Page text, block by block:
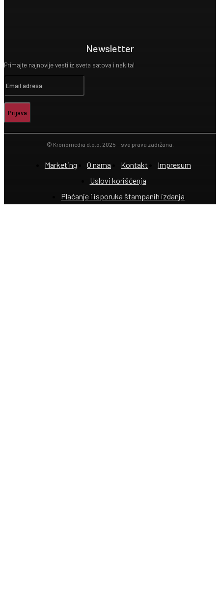
Newsletter
Primajte najnovije vesti iz sveta satova i nakita!
Prijava
© Kronomedia d.o.o. 2025 – sva prava zadržana.
Marketing O nama Kontakt
Impresum
Uslovi korišćenja
Plaćanje i isporuka štampanih izdanja